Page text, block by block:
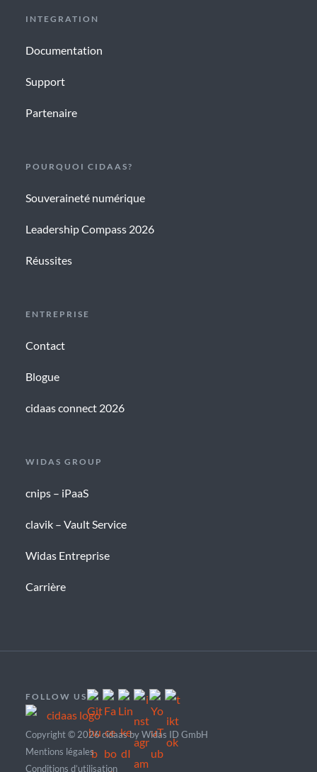
INTEGRATION
Documentation
Support
Partenaire
POURQUOI CIDAAS?
Souveraineté numérique
Leadership Compass 2026
Réussites
ENTREPRISE
Contact
Blogue
cidaas connect 2026
WIDAS GROUP
cnips – iPaaS
clavik – Vault Service
Widas Entreprise
Carrière
FOLLOW US
Copyright © 2026 cidaas by Widas ID GmbH
Mentions légales
Conditions d’utilisation